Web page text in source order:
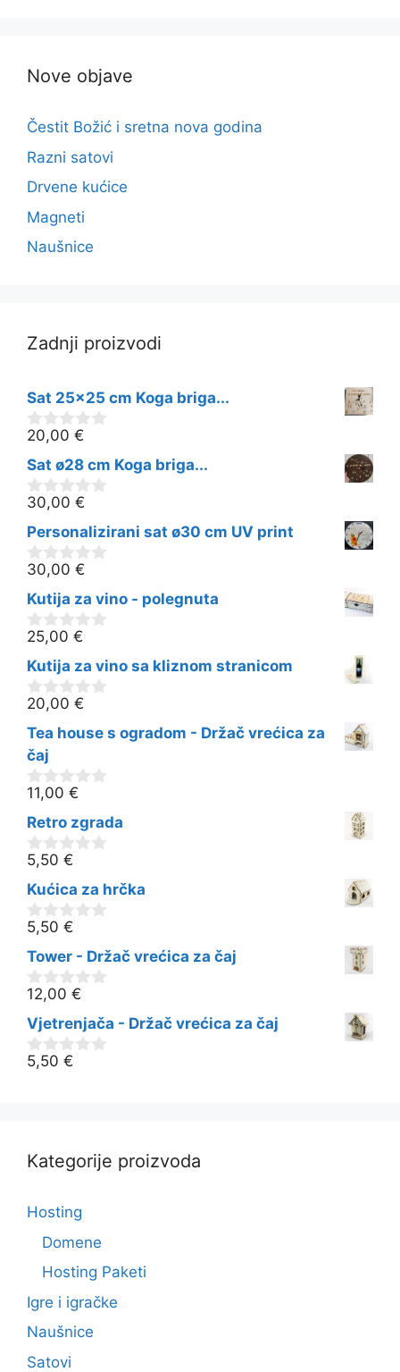
Nove objave
Čestit Božić i sretna nova godina
Razni satovi
Drvene kućice
Magneti
Naušnice
Zadnji proizvodi
Sat 25x25 cm Koga briga...
0
o
d
5
20,00 €
Sat ø28 cm Koga briga...
0
o
d
5
30,00 €
Personalizirani sat ø30 cm UV print
0
o
d
5
30,00 €
Kutija za vino - polegnuta
0
o
d
5
25,00 €
Kutija za vino sa kliznom stranicom
0
o
d
5
20,00 €
Tea house s ogradom - Držač vrećica za
čaj
0
o
d
5
11,00 €
Retro zgrada
0
o
d
5
5,50 €
Kućica za hrčka
0
o
d
5
5,50 €
Tower - Držač vrećica za čaj
0
o
d
5
12,00 €
Vjetrenjača - Držač vrećica za čaj
0
5,50 €
Kategorije proizvoda
Hosting
Domene
Hosting Paketi
Igre i igračke
Naušnice
Satovi